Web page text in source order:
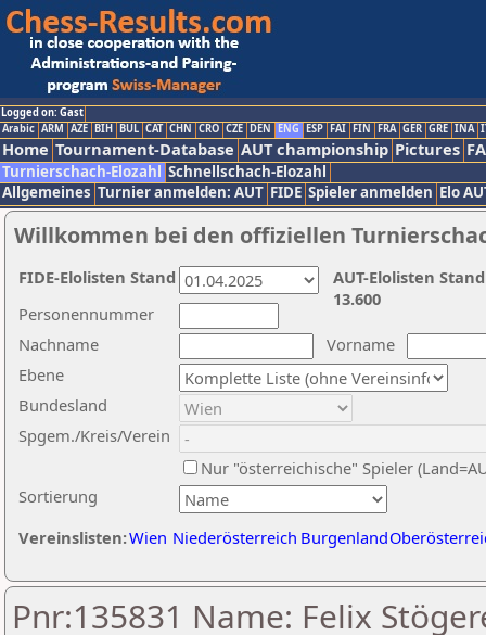
Logged on: Gast
Arabic ARM AZE BIH BUL CAT CHN CRO CZE DEN ENG ESP FAI FIN FRA GER GRE INA
Home Tournament-Database AUT championship Pictures
Turnierschach-Elozahl Schnellschach-Elozahl
Allgemeines Turnier anmelden: AUT FIDE Spieler anmelden Elo
Willkommen bei den offiziellen
Nachname
Vorname
Ebene
Sortierung
Personennummer
Bundesland
Spgem./Kreis/Verein
Nur "österreichische" Spieler
Vereinslisten:Wien Niederösterreich Burgenland
AUT-Elolisten
13.600
FIDE-Elolisten Stand
Pnr:135831 Name: Felix